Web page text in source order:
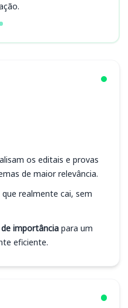
os editais e provas
de maior relevância.
que realmente cai, sem
importância para um
eficiente.